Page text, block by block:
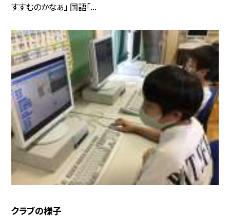
すすむのかなぁ」 国語「...
クラブの様子